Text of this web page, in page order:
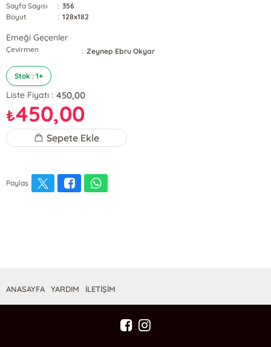
Sayfa Sayısı
: 356
Boyut
: 128x182
Emeği Geçenler
Çevirmen : Zeynep Ebru Okyar
Stok : 1+
Liste Fiyatı : 450,00
₺450,00
Sepete Ekle
Paylaş
ANASAYFA YARDIM İLETİŞİM